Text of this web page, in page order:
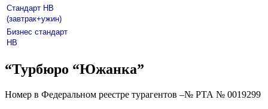
Стандарт НВ
(завтрак+ужин)
Бизнес стандарт
НВ
“Турбюро “Южанка”
Номер в Федеральном реестре турагентов –№ РТА № 0019299